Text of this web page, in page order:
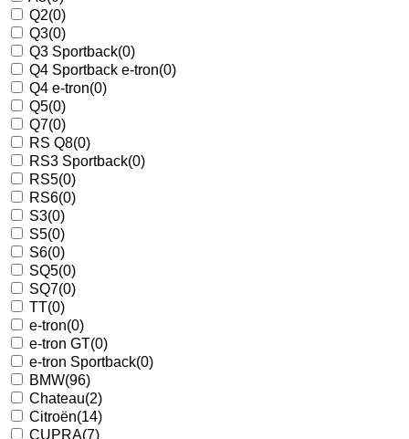
Q2(0)
Q3(0)
Q3 Sportback(0)
Q4 Sportback e-tron(0)
Q4 e-tron(0)
Q5(0)
Q7(0)
RS Q8(0)
RS3 Sportback(0)
RS5(0)
RS6(0)
S3(0)
S5(0)
S6(0)
SQ5(0)
SQ7(0)
TT(0)
e-tron(0)
e-tron GT(0)
e-tron Sportback(0)
BMW(96)
Chateau(2)
Citroën(14)
CUPRA(7)